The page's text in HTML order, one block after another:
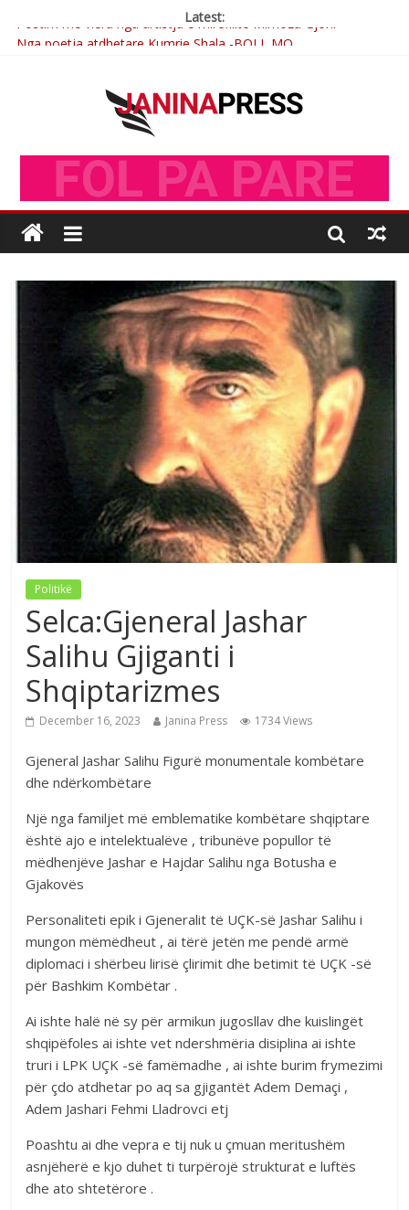
Latest:
Nga poetja atdhetare Kumrie Shala -BOLL MO
Çlirimtari Mentor Mushkolaj nderohet me mirenjohje nga
Xhevdet Qeriqi Dega e invalidëve në Fushë Kosovë
Postim me vlera nga artistja e mirëfilltë Mimoza Gjoni
Politikë
Selca:Gjeneral Jashar
Salihu Gjiganti i
Shqiptarizmes
December 16, 2023 Janina Press 1734 Views
Gjeneral Jashar Salihu Figurë monumentale kombëtare
dhe ndërkombëtare
Një nga familjet më emblematike kombëtare shqiptare
është ajo e intelektualëve , tribunëve popullor të
mëdhenjëve Jashar e Hajdar Salihu nga Botusha e
Gjakovës
Personaliteti epik i Gjeneralit të UÇK-së Jashar Salihu i
mungon mëmëdheut , ai tërë jetën me pendë armë
diplomaci i shërbeu lirisë çlirimit dhe betimit të UÇK -së
për Bashkim Kombëtar .
Ai ishte halë në sy për armikun jugosllav dhe kuislingët
shqipëfoles ai ishte vet ndershmëria disiplina ai ishte
truri i LPK UÇK -së famëmadhe , ai ishte burim frymezimi
për çdo atdhetar po aq sa gjigantët Adem Demaçi ,
Adem Jashari Fehmi Lladrovci etj
Poashtu ai dhe vepra e tij nuk u çmuan meritushëm
asnjëherë e kjo duhet ti turpërojë strukturat e luftës
dhe ato shtetërore .